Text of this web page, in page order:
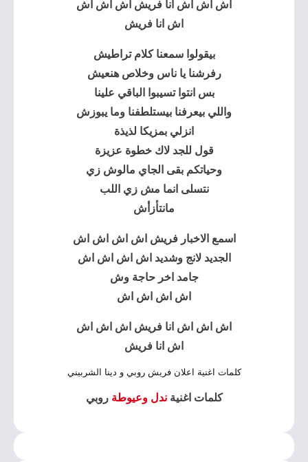
اش اش اش انا فريش اش اش اش
اش انا فريش
بيقولوا سمعنا كلام تراطيش
رفرشنا يا ناس وخلاص هنعيش
بس انتوا تسيبوا الباقي علينا
واللي بيعرفنا بيستلطفنا وما يبوزش
انزلي بمزيكا لذيذة
قول للجد لاك خطوة عزيزة
وحياتكم بقى الجاي مالوش زي
نتسلى انما مش زي اللب
مانتأزأش
اسمع الاخبار فريش اش اش اش اش
الجديد لانج وشديد اش اش اش اش
جامد اخر حاجة وش
اش اش اش اش
اش اش اش انا فريش اش اش اش
اش انا فريش
كلمات اغنية اعلان فريش روبي و دينا الشربيني
كلمات اغنيةندل وعيوطة روبي